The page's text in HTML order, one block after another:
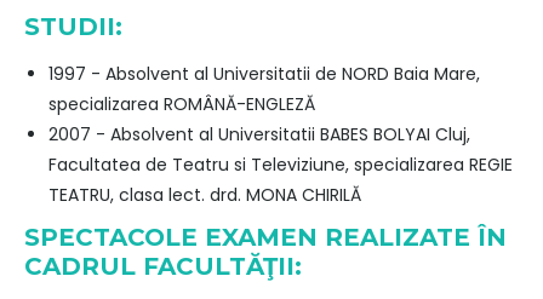
STUDII:
1997 - Absolvent al Universitatii de NORD Baia Mare,
specializarea ROMÂNĂ-ENGLEZĂ
2007 - Absolvent al Universitatii BABES BOLYAI Cluj,
Facultatea de Teatru si Televiziune, specializarea REGIE
TEATRU, clasa lect. drd. MONA CHIRILĂ
SPECTACOLE EXAMEN REALIZATE ÎN
CADRUL FACULTĂŢII: